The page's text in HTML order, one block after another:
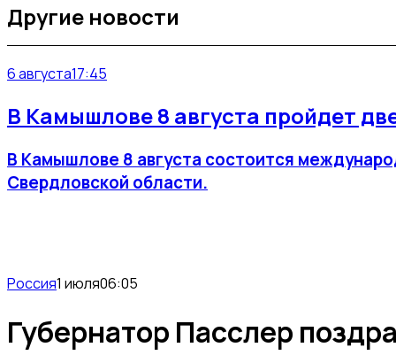
Другие новости
6 августа17:45
В Камышлове 8 августа пройдет
В Камышлове 8 августа состоится
Свердловской области.
Россия1 июля06:05
Губернатор Пасслер